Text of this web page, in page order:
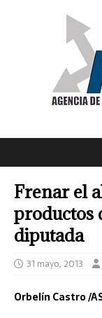
Frenar el
productos
diputada
31 mayo, 2013
Orbelín Castro /